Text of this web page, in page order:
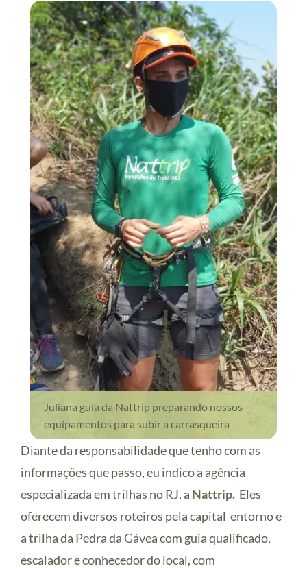
Juliana guia da Nattrip preparando nossos
equipamentos para subir a carrasqueira
Diante da responsabilidade que tenho com as
informações que passo, eu indico a agência
especializada em trilhas no RJ, a Nattrip. Eles
oferecem diversos roteiros pela capital entorno e
a trilha da Pedra da Gávea com guia qualificado,
escalador e conhecedor do local, com